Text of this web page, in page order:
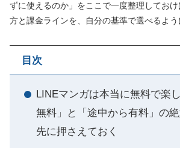
ずに使えるのか」をここで一度整理してお
方と課金ラインを、自分の基準で選べるよう
目次
LINEマンガは本当に無料で楽
無料」と「途中から有料」の
先に押さえておく